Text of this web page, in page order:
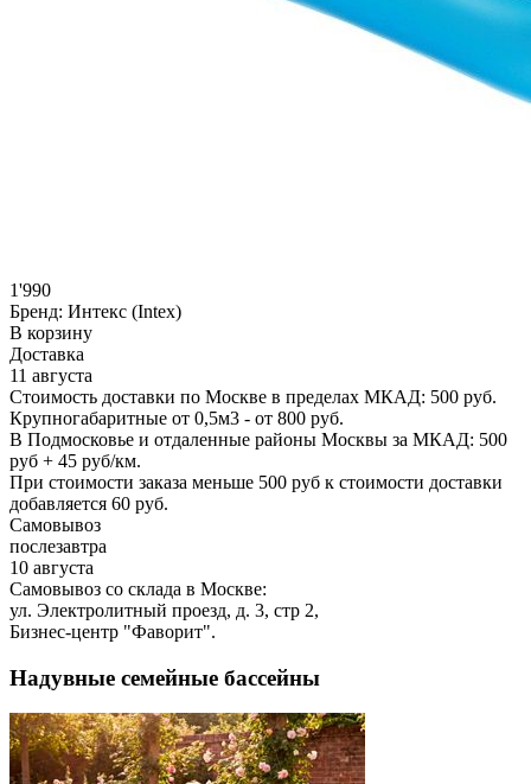
1'990
Бренд: Интекс (Intex)
В корзину
Доставка
11 августа
Стоимость доставки по Москве в пределах МКАД: 500 руб.
Крупногабаритные от 0,5м3 - от 800 руб.
В Подмосковье и отдаленные районы Москвы за МКАД: 500
руб + 45 руб/км.
При стоимости заказа меньше 500 руб к стоимости доставки
добавляется 60 руб.
Самовывоз
послезавтра
10 августа
Самовывоз со склада в Москве:
ул. Электролитный проезд, д. 3, стр 2,
Бизнес-центр "Фаворит".
Надувные семейные бассейны